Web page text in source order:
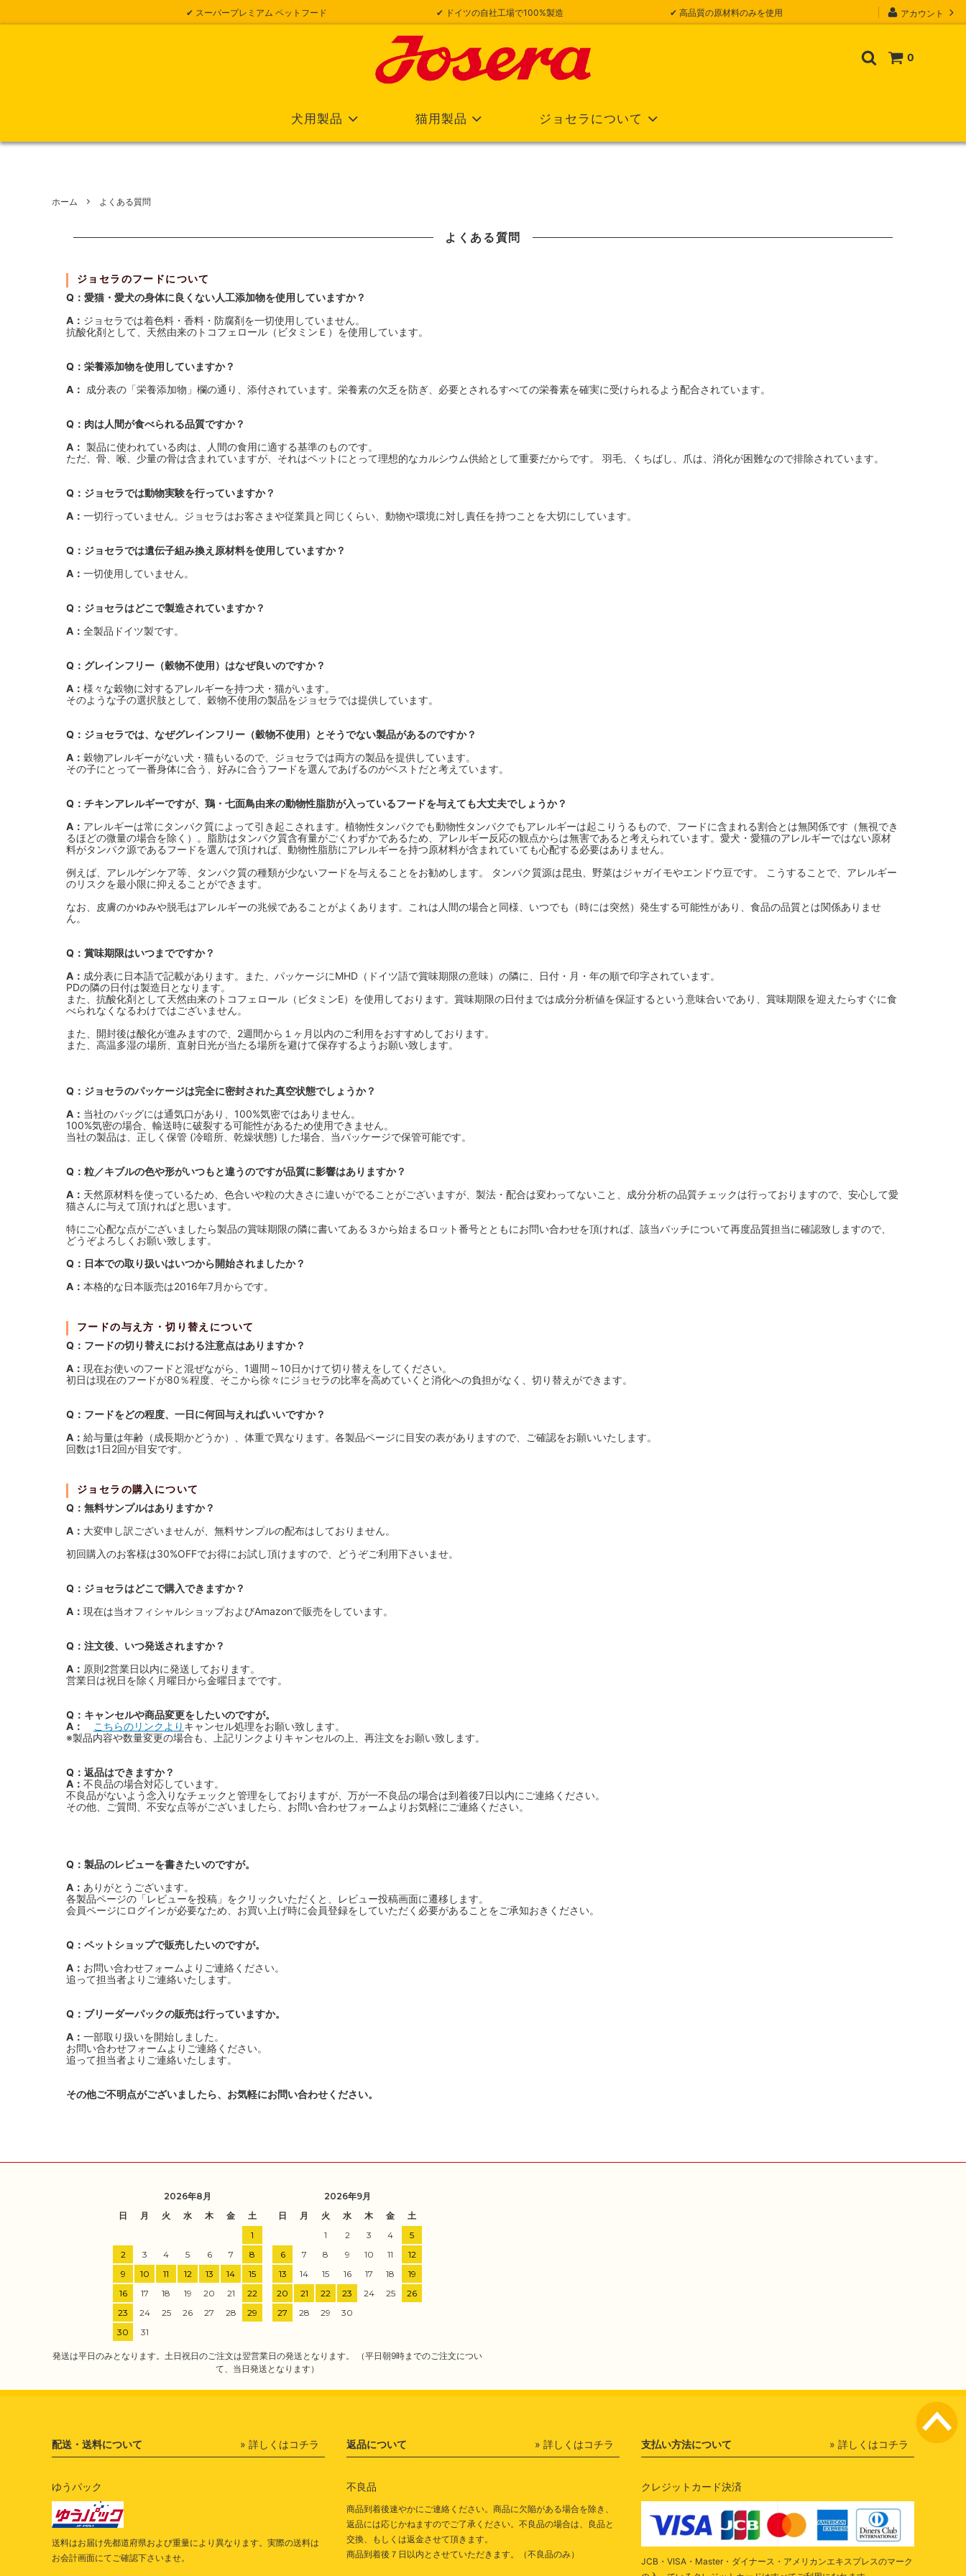
アカウント
✔ スーパープレミアム ペットフード ✔ ドイツの自社工場で100%製造 ✔ 高品質の原材料のみを使用
0
犬用製品 猫用製品 ジョセラについて
ホーム よくある質問
よくある質問
ジョセラのフードについて
Q：愛猫・愛犬の身体に良くない人工添加物を使用していますか？
A： ジョセラでは着色料・香料・防腐剤を一切使用していません。
抗酸化剤として、天然由来のトコフェロール（ビタミンＥ）を使用しています。
Q：栄養添加物を使用していますか？
A： 成分表の「栄養添加物」欄の通り、添付されています。栄養素の欠乏を防ぎ、必要とされるすべての栄養素を確実に受けられるよう配合されています。
Q：肉は人間が食べられる品質ですか？
A： 製品に使われている肉は、人間の食用に適する基準のものです。
ただ、骨、喉、少量の骨は含まれていますが、それはペットにとって理想的なカルシウム供給として重要だからです。 羽毛、くちばし、爪は、消化が困難なので排除されています。
Q：ジョセラでは動物実験を行っていますか？
A： 一切行っていません。ジョセラはお客さまや従業員と同じくらい、動物や環境に対し責任を持つことを大切にしています。
Q：ジョセラでは遺伝子組み換え原材料を使用していますか？
A： 一切使用していません。
Q：ジョセラはどこで製造されていますか？
A： 全製品ドイツ製です。
Q：グレインフリー（穀物不使用）はなぜ良いのですか？
A： 様々な穀物に対するアレルギーを持つ犬・猫がいます。
そのような子の選択肢として、穀物不使用の製品をジョセラでは提供しています。
Q：ジョセラでは、なぜグレインフリー（穀物不使用）とそうでない製品があるのですか？
A： 穀物アレルギーがない犬・猫もいるので、ジョセラでは両方の製品を提供しています。
その子にとって一番身体に合う、好みに合うフードを選んであげるのがベストだと考えています。
Q：チキンアレルギーですが、鶏・七面鳥由来の動物性脂肪が入っているフードを与えても大丈夫でしょうか？
A： アレルギーは常にタンパク質によって引き起こされます。植物性タンパクでも動物性タンパクでもアレルギーは起こりうるもので、フードに含まれる割合とは無関係です（無視でき
るほどの微量の場合を除く）。脂肪はタンパク質含有量がごくわずかであるため、アレルギー反応の観点からは無害であると考えられています。愛犬・愛猫のアレルギーではない原材
料がタンパク源であるフードを選んで頂ければ、動物性脂肪にアレルギーを持つ原材料が含まれていても心配する必要はありません。
例えば、アレルゲンケア等、タンパク質の種類が少ないフードを与えることをお勧めします。 タンパク質源は昆虫、野菜はジャガイモやエンドウ豆です。 こうすることで、アレルギー
のリスクを最小限に抑えることができます。
なお、皮膚のかゆみや脱毛はアレルギーの兆候であることがよくあります。これは人間の場合と同様、いつでも（時には突然）発生する可能性があり、食品の品質とは関係ありませ
ん。
Q：賞味期限はいつまでですか？
A： 成分表に日本語で記載があります。また、パッケージにMHD（ドイツ語で賞味期限の意味）の隣に、日付・月・年の順で印字されています。
PDの隣の日付は製造日となります。
また、抗酸化剤として天然由来のトコフェロール（ビタミンE）を使用しております。賞味期限の日付までは成分分析値を保証するという意味合いであり、賞味期限を迎えたらすぐに食
べられなくなるわけではございません。
また、開封後は酸化が進みますので、2週間から１ヶ月以内のご利用をおすすめしております。
また、高温多湿の場所、直射日光が当たる場所を避けて保存するようお願い致します。
Q：ジョセラのパッケージは完全に密封された真空状態でしょうか？
A： 当社のバッグには通気口があり、100%気密ではありません。
100%気密の場合、輸送時に破裂する可能性があるため使用できません。
当社の製品は、正しく保管 (冷暗所、乾燥状態) した場合、当パッケージで保管可能です。
Q：粒／キブルの色や形がいつもと違うのですが品質に影響はありますか？
A： 天然原材料を使っているため、色合いや粒の大きさに違いがでることがございますが、製法・配合は変わってないこと、成分分析の品質チェックは行っておりますので、安心して愛
猫さんに与えて頂ければと思います。
特にご心配な点がございましたら製品の賞味期限の隣に書いてある３から始まるロット番号とともにお問い合わせを頂ければ、該当バッチについて再度品質担当に確認致しますので、
どうぞよろしくお願い致します。
Q：日本での取り扱いはいつから開始されましたか？
A： 本格的な日本販売は2016年7月からです。
フードの与え方・切り替えについて
Q：フードの切り替えにおける注意点はありますか？
A： 現在お使いのフードと混ぜながら、1週間～10日かけて切り替えをしてください。
初日は現在のフードが80％程度、そこから徐々にジョセラの比率を高めていくと消化への負担がなく、切り替えができます。
Q：フードをどの程度、一日に何回与えればいいですか？
A： 給与量は年齢（成長期かどうか）、体重で異なります。各製品ページに目安の表がありますので、ご確認をお願いいたします。
回数は1日2回が目安です。
ジョセラの購入について
Q：無料サンプルはありますか？
A： 大変申し訳ございませんが、無料サンプルの配布はしておりません。
初回購入のお客様は30%OFFでお得にお試し頂けますので、どうぞご利用下さいませ。
Q：ジョセラはどこで購入できますか？
A： 現在は当オフィシャルショップおよびAmazonで販売をしています。
Q：注文後、いつ発送されますか？
A： 原則2営業日以内に発送しております。
営業日は祝日を除く月曜日から金曜日までです。
Q：キャンセルや商品変更をしたいのですが。
A：
こちらのリンクより キャンセル処理をお願い致します。
※製品内容や数量変更の場合も、上記リンクよりキャンセルの上、再注文をお願い致します。
Q：返品はできますか？
A： 不良品の場合対応しています。
不良品がないよう念入りなチェックと管理をしておりますが、万が一不良品の場合は到着後7日以内にご連絡ください。
その他、ご質問、不安な点等がございましたら、お問い合わせフォームよりお気軽にご連絡ください。
Q：製品のレビューを書きたいのですが。
A： ありがとうございます。
各製品ページの「レビューを投稿」をクリックいただくと、レビュー投稿画面に遷移します。
会員ページにログインが必要なため、お買い上げ時に会員登録をしていただく必要があることをご承知おきください。
Q：ペットショップで販売したいのですが。
A： お問い合わせフォームよりご連絡ください。
追って担当者よりご連絡いたします。
Q：ブリーダーパックの販売は行っていますか。
A： 一部取り扱いを開始しました。
お問い合わせフォームよりご連絡ください。
追って担当者よりご連絡いたします。
その他ご不明点がございましたら、お気軽にお問い合わせください。
2026年8月
日
月 火 水 木 金
土
1
2
3 4 5 6 7
8
9
10 11 12 13 14
15
16
17 18 19 20 21
22
23
24 25 26 27 28
29
30
31
2026年9月
日
月 火 水 木 金
土
1
2 3 4
5
6
7 8 9 10 11
12
13
14 15 16 17 18
19
20
21 22 23 24 25
26
27
28 29 30
発送は平日のみとなります。土日祝日のご注文は翌営業日の発送となります。 （平日朝9時までのご注文につい
て、当日発送となります）
配送・送料について » 詳しくはコチラ
ゆうパック
送料はお届け先都道府県および重量により異なります。実際の送料は
お会計画面にてご確認下さいませ。
返品について » 詳しくはコチラ
不良品
商品到着後速やかにご連絡ください。商品に欠陥がある場合を除き、
返品には応じかねますのでご了承ください。不良品の場合は、良品と
交換、もしくは返金させて頂きます。
商品到着後７日以内とさせていただきます。（不良品のみ）
支払い方法について » 詳しくはコチラ
クレジットカード決済
JCB・VISA・Master・ダイナース・アメリカンエキスプレスのマーク